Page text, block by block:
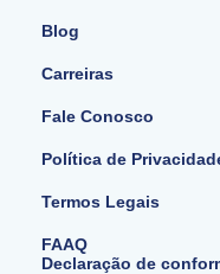
Blog
Carreiras
Fale Conosco
Política de
Termos Legais
FAAQ
Declaração de